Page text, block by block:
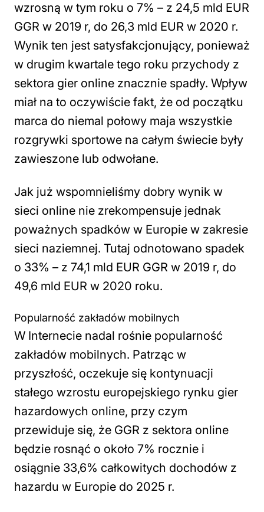
wzrosną w tym roku o 7% – z 24,5 mld EUR
GGR w 2019 r, do 26,3 mld EUR w 2020 r.
Wynik ten jest satysfakcjonujący, ponieważ
w drugim kwartale tego roku przychody z
sektora gier online znacznie spadły. Wpływ
miał na to oczywiście fakt, że od początku
marca do niemal połowy maja wszystkie
rozgrywki sportowe na całym świecie były
zawieszone lub odwołane.
Jak już wspomnieliśmy dobry wynik w
sieci online nie zrekompensuje jednak
poważnych spadków w Europie w zakresie
sieci naziemnej. Tutaj odnotowano spadek
o 33% – z 74,1 mld EUR GGR w 2019 r, do
49,6 mld EUR w 2020 roku.
Popularność zakładów mobilnych
W Internecie nadal rośnie popularność
zakładów mobilnych. Patrząc w
przyszłość, oczekuje się kontynuacji
stałego wzrostu europejskiego rynku gier
hazardowych online, przy czym
przewiduje się, że GGR z sektora online
będzie rosnąć o około 7% rocznie i
osiągnie 33,6% całkowitych dochodów z
hazardu w Europie do 2025 r.